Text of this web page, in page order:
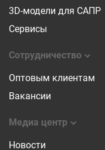
3D-модели для САПР
Сервисы
Сотрудничество
Оптовым клиентам
Вакансии
Медиа центр
Новости